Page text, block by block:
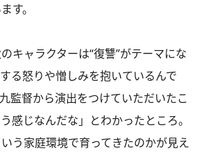
す。
キャラクターは“復讐”がテーマにな
る怒りや憎しみを抱いているんで
監督から演出をつけていただいたこ
感じなんだな」とわかったところ。
う家庭環境で育ってきたのかが見え